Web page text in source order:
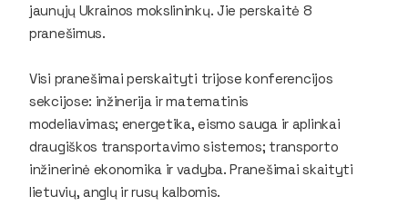
jaunųjų Ukrainos mokslininkų. Jie perskaitė 8
pranešimus.
Visi pranešimai perskaityti trijose konferencijos
sekcijose: inžinerija ir matematinis
modeliavimas; energetika, eismo sauga ir aplinkai
draugiškos transportavimo sistemos; transporto
inžinerinė ekonomika ir vadyba. Pranešimai skaityti
lietuvių, anglų ir rusų kalbomis.